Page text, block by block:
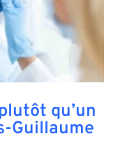
qu’un
Guillaume